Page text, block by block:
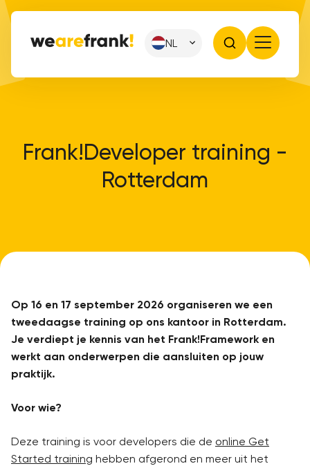
NL
Frank!Developer training -
Rotterdam
Op 16 en 17 september 2026 organiseren we een
tweedaagse training op ons kantoor in Rotterdam.
Je verdiept je kennis van het Frank!Framework en
werkt aan onderwerpen die aansluiten op jouw
praktijk.
Voor wie?
Deze training is voor developers die de online Get
Started training hebben afgerond en meer uit het